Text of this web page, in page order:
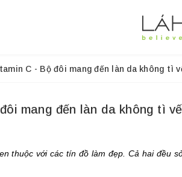
C - Bộ đôi mang đến làn da không tì
mang đến làn da không tì
thuộc với các tín đồ làm đẹp. Cả hai đều